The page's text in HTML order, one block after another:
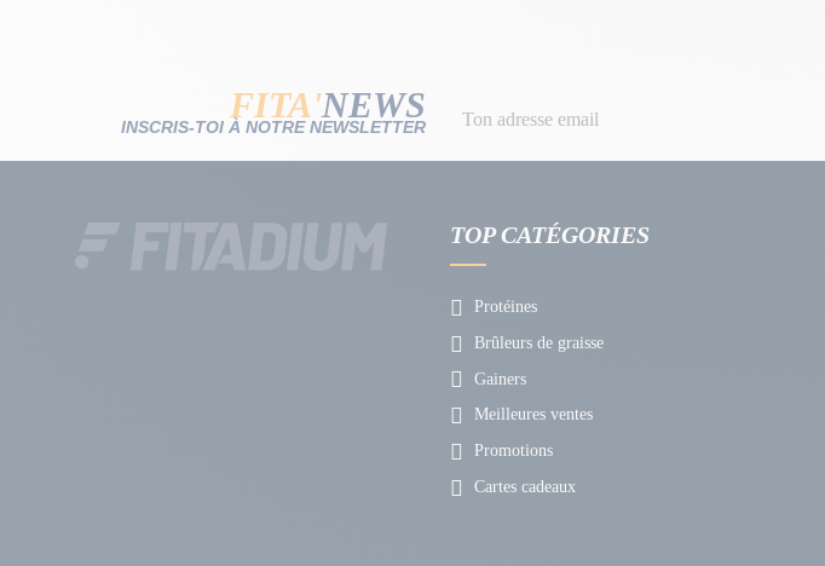
FITA'NEWS
INSCRIS-TOI À NOTRE NEWSLETTER
TOP CATÉGORIES
Protéines
Brûleurs de graisse
Gainers
Meilleures ventes
Promotions
Cartes cadeaux